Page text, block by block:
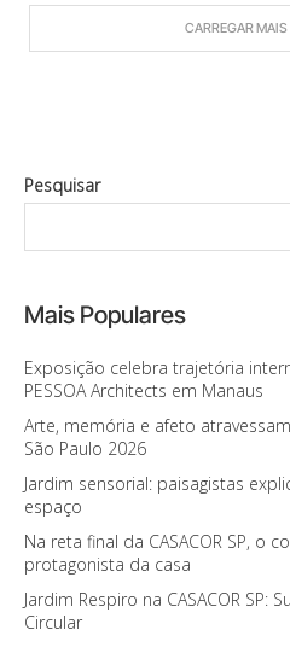
CARREGAR
Pesquisar
Mais Populares
Exposição celebra trajetória
PESSOA Architects em Manaus
Arte, memória e afeto
São Paulo 2026
Jardim sensorial: paisagistas
espaço
Na reta final da CASACOR SP, o
protagonista da casa
Jardim Respiro na CASACOR SP:
Circular